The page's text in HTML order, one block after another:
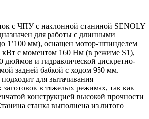
с ЧПУ с наклонной станиной SENOLY
для работы с длинными
1’100 мм), оснащен мотор-шпинделем
с моментом 160 Нм (в режиме S1),
дюймов и гидравлической дискретно-
задней бабкой с ходом 950 мм.
для вытачивания
заготовок в тяжелых режимах, так как
конструкцией высокой прочности
станка выполнена из литого